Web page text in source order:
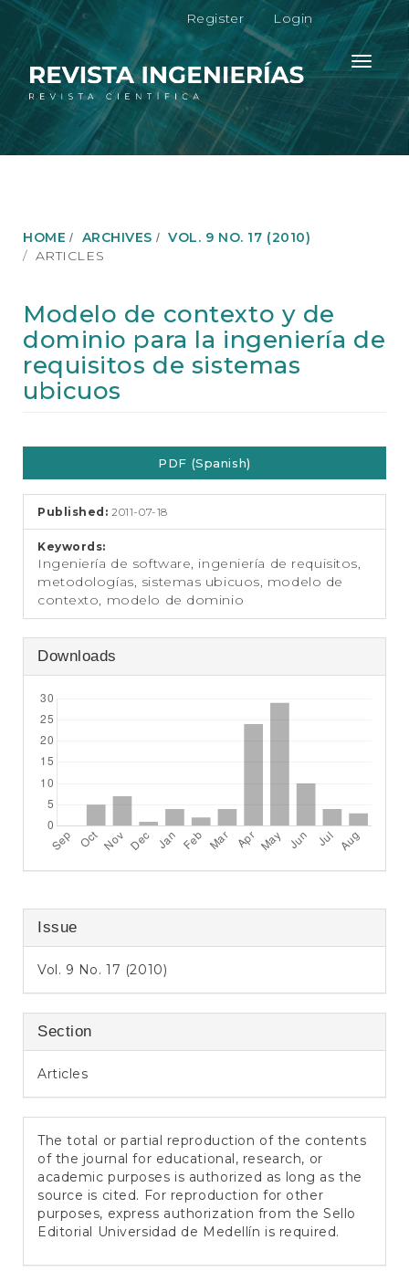
M
a
n
N
a
g
n
M
n
C
n
t
t
i
Register Login
Toggle
HOME ARCHIVES
VOL. 9 NO. 17 (2010)
ARTICLES
Modelo de contexto y de
dominio para la ingeniería de
requisitos de sistemas
ubicuos
Article
Sidebar
PDF (Spanish)
Published:2011-07-18
Keywords:
Ingeniería de software, ingeniería de requisitos,
metodologías, sistemas ubicuos, modelo de
contexto, modelo de dominio
Downloads
Issue
Vol. 9 No. 17 (2010)
Section
Articles
The total or partial reproduction of the contents
of the journal for educational, research, or
academic purposes is authorized as long as the
source is cited. For reproduction for other
purposes, express authorization from the Sello
Editorial Universidad de Medellín is required.